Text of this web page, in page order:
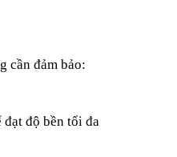
cần đảm bảo:
độ bền tối đa